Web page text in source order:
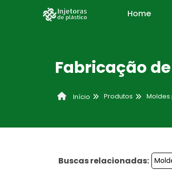
Home
Fabricação
Início Produtos Moldes
Buscas relacionadas: